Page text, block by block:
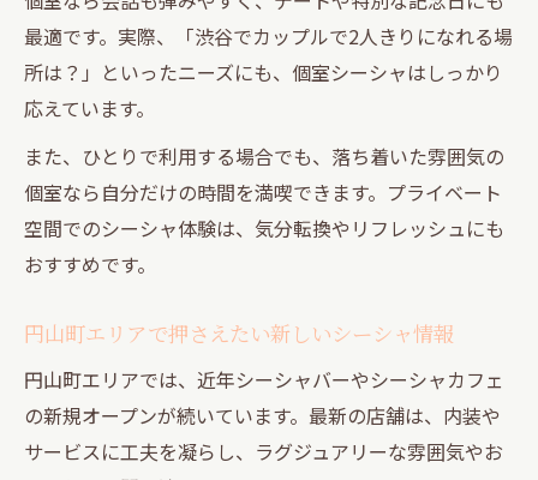
最適です。実際、「渋谷でカップルで2人きりになれる場
所は？」といったニーズにも、個室シーシャはしっかり
応えています。
また、ひとりで利用する場合でも、落ち着いた雰囲気の
個室なら自分だけの時間を満喫できます。プライベート
空間でのシーシャ体験は、気分転換やリフレッシュにも
おすすめです。
円山町エリアで押さえたい新しいシーシャ情報
円山町エリアでは、近年シーシャバーやシーシャカフェ
の新規オープンが続いています。最新の店舗は、内装や
サービスに工夫を凝らし、ラグジュアリーな雰囲気やお